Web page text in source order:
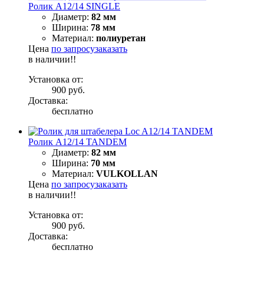
Ролик A12/14 SINGLE
Диаметр: 82 мм
Ширина: 78 мм
Материал: полиуретан
Цена по запросузаказать
в наличии!!
Установка от:
900 руб.
Доставка:
бесплатно
Ролик A12/14 TANDEM
Диаметр: 82 мм
Ширина: 70 мм
Материал: VULKOLLAN
Цена по запросузаказать
в наличии!!
Установка от:
900 руб.
Доставка:
бесплатно